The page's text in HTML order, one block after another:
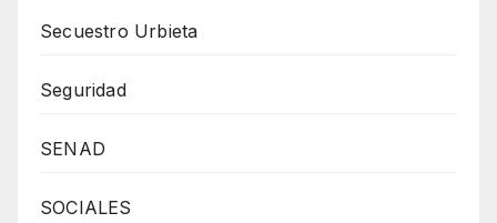
Secuestro Urbieta
Seguridad
SENAD
SOCIALES